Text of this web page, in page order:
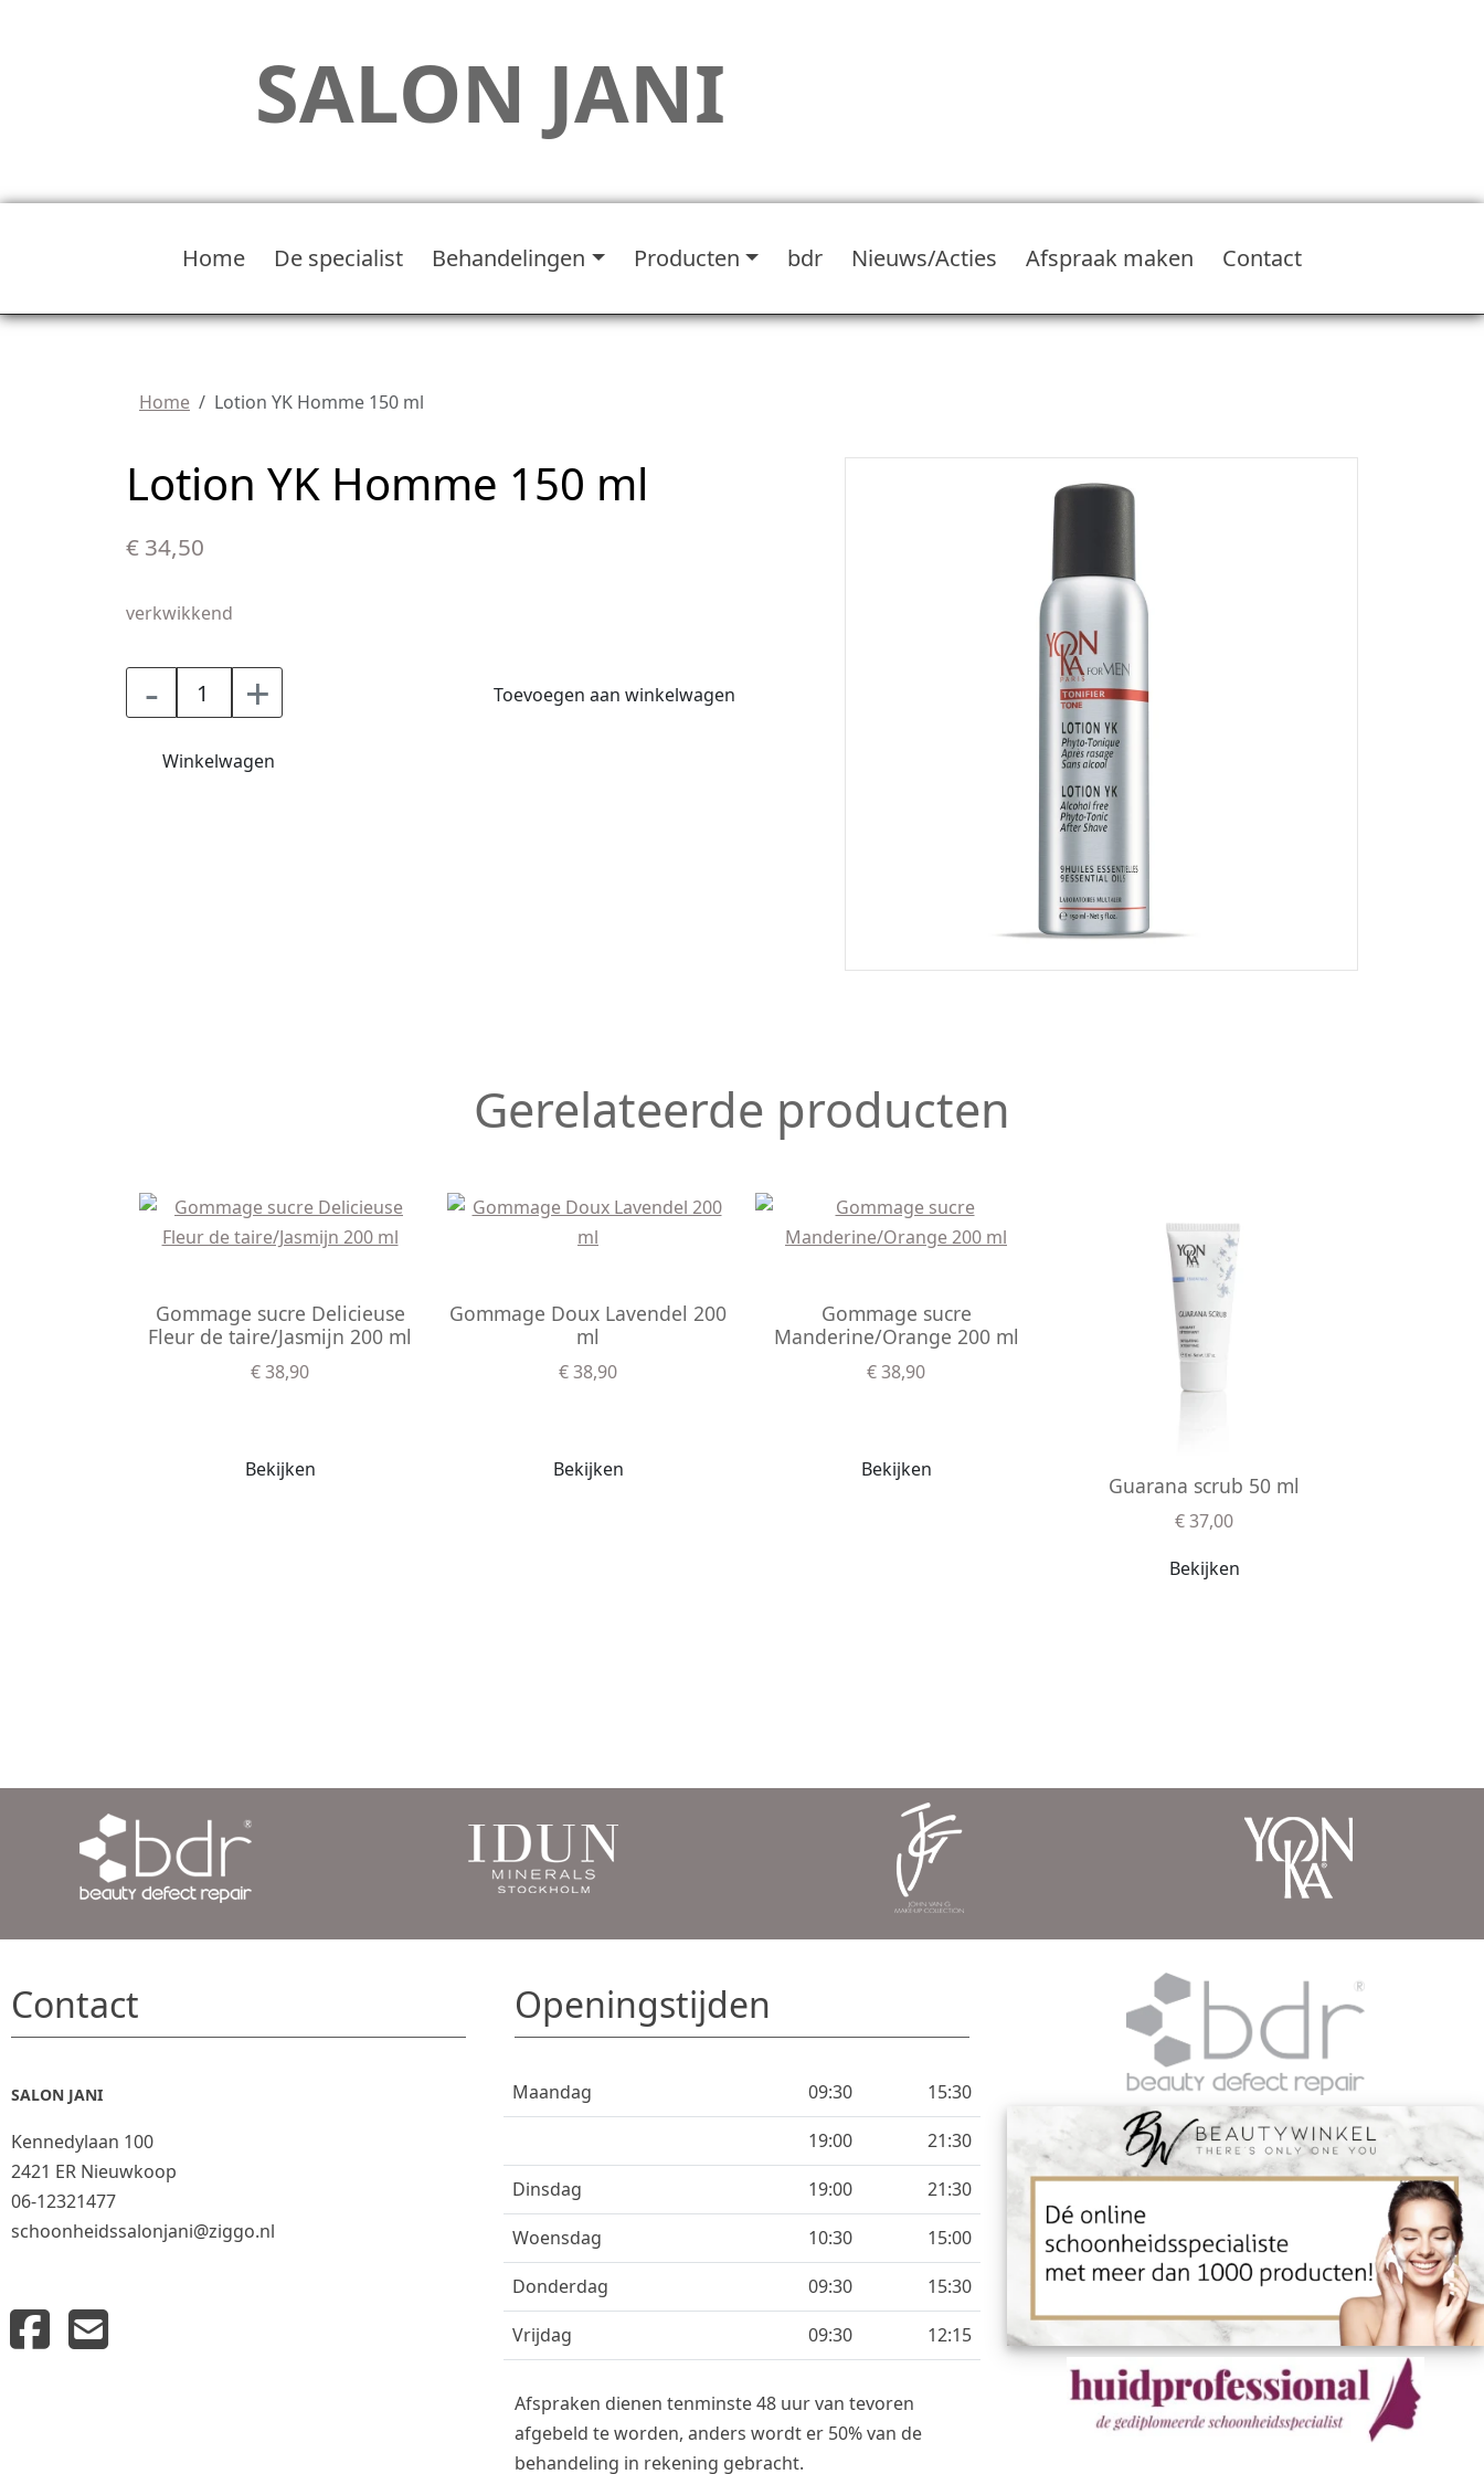
SALON JANI
Home De specialist Behandelingen Producten bdr Nieuws/Acties Afspraak maken Contact
Home Lotion YK Homme 150 ml
Lotion YK Homme 150 ml
€ 34,50
verkwikkend
- + Toevoegen aan winkelwagen
Winkelwagen
Gerelateerde producten
Gommage sucre Delicieuse
Fleur de taire/Jasmijn 200 ml
€ 38,90
Bekijken
Gommage Doux Lavendel 200
ml
€ 38,90
Bekijken
Gommage sucre
Manderine/Orange 200 ml
€ 38,90
Bekijken
Guarana scrub 50 ml
€ 37,00
Bekijken
Contact
SALON JANI
Kennedylaan 100
2421 ER Nieuwkoop
06-12321477
schoonheidssalonjani@ziggo.nl
Openingstijden
Maandag 09:30
15:30
19:00
21:30
Dinsdag
19:00
21:30
Woensdag
10:30
15:00
Donderdag
09:30
15:30
Vrijdag
09:30 12:15
Afspraken dienen tenminste 48 uur van tevoren
afgebeld te worden, anders wordt er 50% van de
behandeling in rekening gebracht.